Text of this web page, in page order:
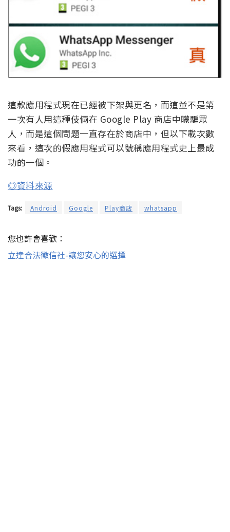
這款應用程式現在已經被下架與更名，而這並不是第
一次有人用這種伎倆在 Google Play 商店中矇騙眾
人，而是這個問題一直存在於商店中，但以下載次數
來看，這次的假應用程式可以號稱應用程式史上最成
功的一個。
◎資料來源
Tags: Android Google Play商店 whatsapp
您也許會喜歡：
立達合法徵信社-讓您安心的選擇